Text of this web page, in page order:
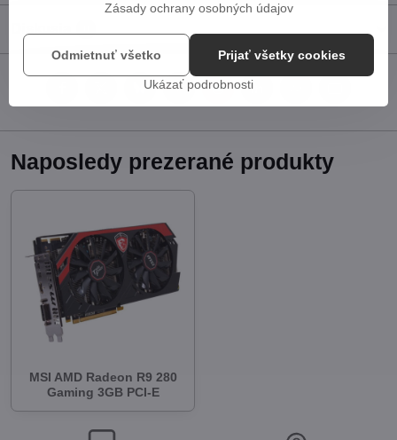
BlueskyPinterestReddit
mail
Naposledy prezerané produkty
MSI AMD Radeon R9 280
Gaming 3GB PCI-E
Zásady ochrany osobných údajov
Ukázať podrobnosti
Prijať všetky cookies
Odmietnuť všetko